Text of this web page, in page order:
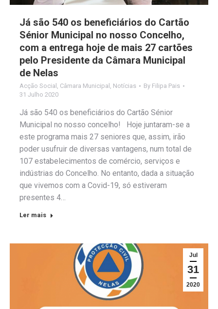
Já são 540 os beneficiários do Cartão
Sénior Municipal no nosso Concelho,
com a entrega hoje de mais 27 cartões
pelo Presidente da Câmara Municipal
de Nelas
Acção Social Câmara Municipal Notícias By Filipa Pais
31 Julho 2020
Já são 540 os beneficiários do Cartão Sénior
Municipal no nosso concelho! Hoje juntaram-se a
este programa mais 27 seniores que, assim, irão
poder usufruir de diversas vantagens, num total de
107 estabelecimentos de comércio, serviços e
indústrias do Concelho. No entanto, dada a situação
que vivemos com a Covid-19, só estiveram
presentes 4…
Ler mais
Jul
31
2020